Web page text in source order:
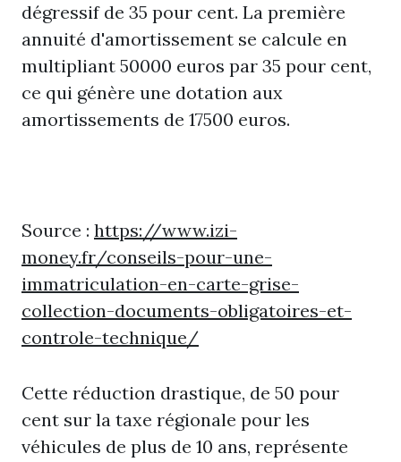
dégressif de 35 pour cent. La première
annuité d'amortissement se calcule en
multipliant 50000 euros par 35 pour cent,
ce qui génère une dotation aux
amortissements de 17500 euros.
Source : https://www.izi-
money.fr/conseils-pour-une-
immatriculation-en-carte-grise-
collection-documents-obligatoires-et-
controle-technique/
Cette réduction drastique, de 50 pour
cent sur la taxe régionale pour les
véhicules de plus de 10 ans, représente